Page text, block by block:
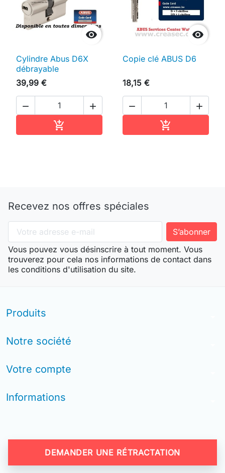

Cylindre Abus D6X
débrayable
39,99 €
 


Copie clé ABUS D6
18,15 €
 

Recevez nos offres spéciales
Vous pouvez vous désinscrire à tout moment. Vous
trouverez pour cela nos informations de contact dans
les conditions d'utilisation du site.
Produits
Notre société
Votre compte
Informations
DEMANDER UNE RÉTRACTATION